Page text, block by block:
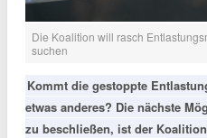
Die Koalition will rasch
suchen
Kommt die gestoppte
etwas anderes? Die nächste
zu beschließen, ist der